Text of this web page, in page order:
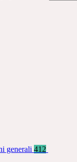
generali 412